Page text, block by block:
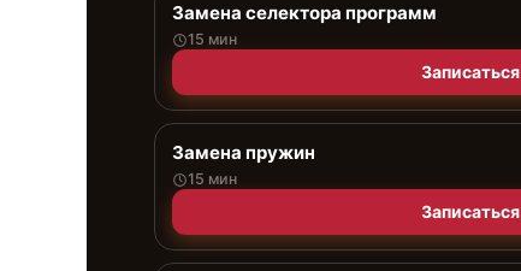
Замена селектора программ
15 мин
Записаться
Замена пружин
15 мин
Записаться